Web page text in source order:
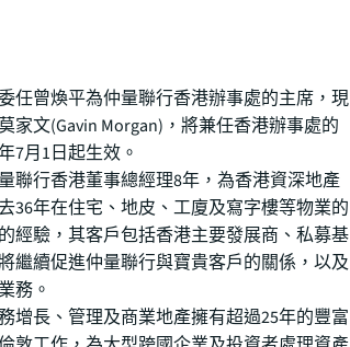
任曾煥平為仲量聯行香港辦事處的主席，現
家文(Gavin Morgan)，將兼任香港辦事處的
7月1日起生效。
聯行香港董事總經理8年，為香港資深地產
36年在住宅、地皮、工廈及寫字樓等物業的
經驗，其客戶包括香港主要發展商、私募基
繼續促進仲量聯行與寶貴客戶的關係，以及
務。
增長、管理及商業地產擁有超過25年的豐富